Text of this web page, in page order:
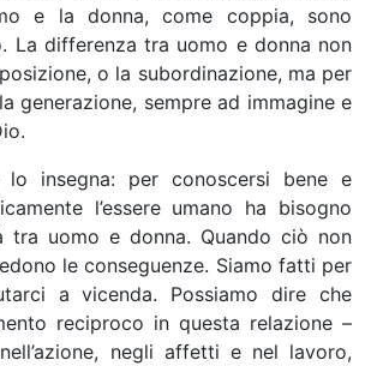
e la donna, come coppia, sono
La differenza tra uomo e donna non
o la subordinazione, ma per
generazione, sempre ad immagine e
lo insegna: per conoscersi bene e
l’essere umano ha bisogno
tra uomo e donna. Quando ciò non
le conseguenze. Siamo fatti per
a vicenda. Possiamo dire che
reciproco in questa relazione –
negli affetti e nel lavoro,